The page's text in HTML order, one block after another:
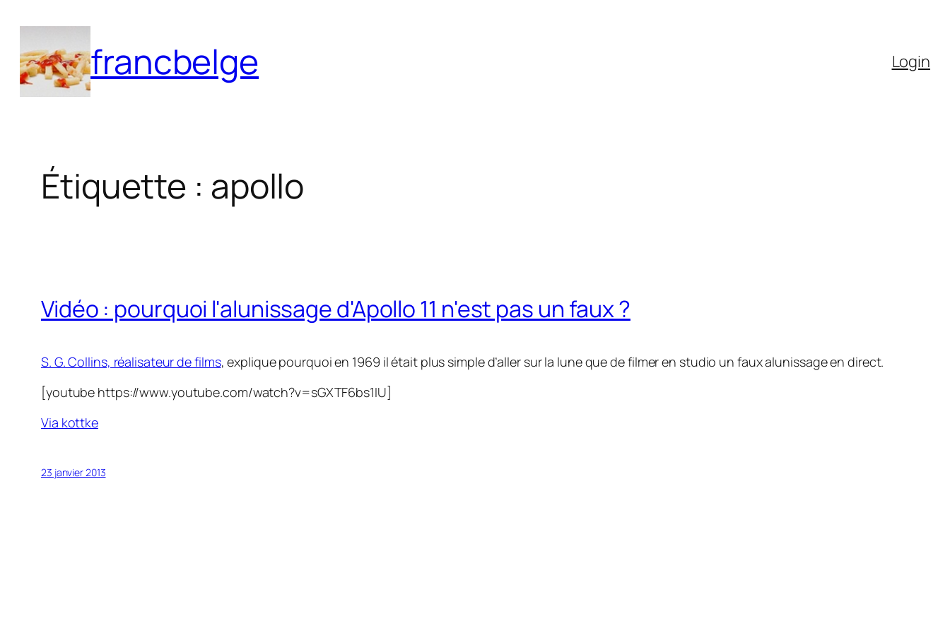
contenu
francbelge Login
Étiquette : apollo
Vidéo : pourquoi l'alunissage d'Apollo 11 n'est pas un faux ?
S. G. Collins, réalisateur de films, explique pourquoi en 1969 il était plus simple d’aller sur la lune que de filmer en studio un faux alunissage en direct.
[youtube https://www.youtube.com/watch?v=sGXTF6bs1IU]
Via kottke
23 janvier 2013